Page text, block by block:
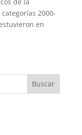
2000-
en